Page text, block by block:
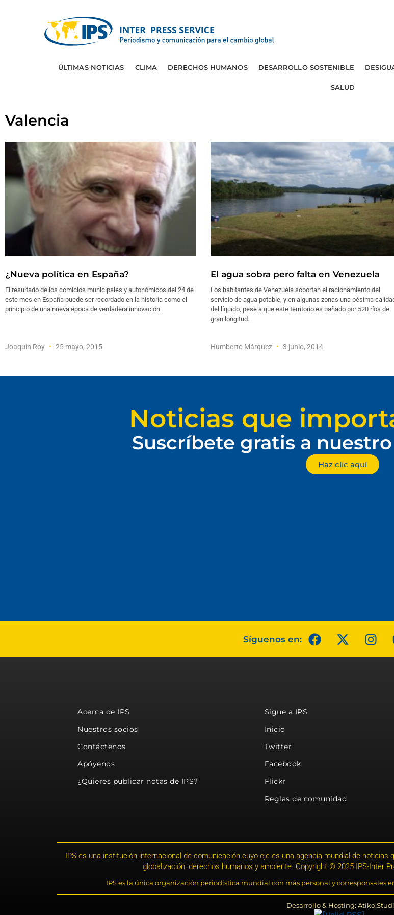
ÚLTIMAS NOTICIAS CLIMA DERECHOS HUMANOS DESARROLLO SOSTENIBLE
SALUD
Valencia
¿Nueva política en España?
El resultado de los comicios municipales y autonómicos del 24 de
este mes en España puede ser recordado en la historia como el
principio de una nueva época de verdadera innovación.
Joaquín Roy 25 mayo, 2015
El agua sobra pero falta en Venezuela
Los habitantes de Venezuela soportan el racionamiento del
servicio de agua potable, y en algunas zonas una pésima
del líquido, pese a que este territorio es bañado por 520 ríos de
gran longitud.
Humberto Márquez 3 junio, 2014
Noticias que
Suscríbete gratis a
Haz clic aquí
Síguenos en:
Acerca de IPS
Nuestros socios
Contáctenos
Apóyenos
¿Quieres publicar notas de IPS?
Sigue a IPS
Inicio
Twitter
Facebook
Flickr
Reglas de comunidad
IPS es una institución internacional de comunicación cuyo eje es una agencia mundial de
globalización, derechos humanos y ambiente. Copyright © 2025 IPS-Inter
IPS es la única organización periodística mundial con más personal y corresponsales
Desarrollo & Hosting: